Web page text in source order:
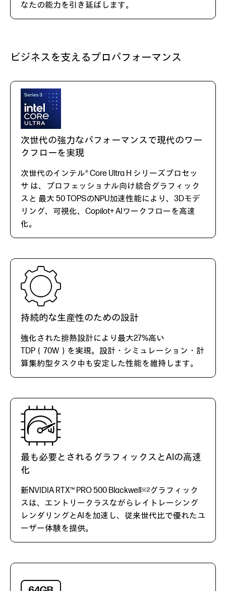
なたの能力を引き延ばします。
ビジネスを支えるプロパフォーマンス
次世代の強力なパフォーマンスで現代のワー
クフローを実現
次世代のインテル® Core Ultra H シリーズプロセッ
サ は、プロフェッショナル向け統合グラフィック
スと 最大 50 TOPSのNPU加速性能により、3Dモデ
リング、可視化、Copilot+ AIワークフローを高速
化。
持続的な生産性のための設計
強化された排熱設計により最大27%高い
TDP（70W）を実現。設計・シミュレーション・計
算集約型タスク中も安定した性能を維持します。
最も必要とされるグラフィックスとAIの高速
化
新NVIDIA RTX™ PRO 500 Blackwell※2グラフィック
スは、エントリークラスながらレイトレーシング
レンダリングとAIを加速し、従来世代比で優れたユ
ーザー体験を提供。